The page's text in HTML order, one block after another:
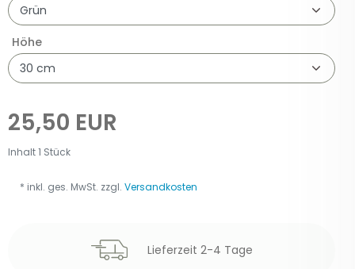
Höhe
25,50 EUR
Inhalt1 Stück
Lieferzeit 2-4 Tage
* inkl. ges. MwSt. zzgl. Versandkosten